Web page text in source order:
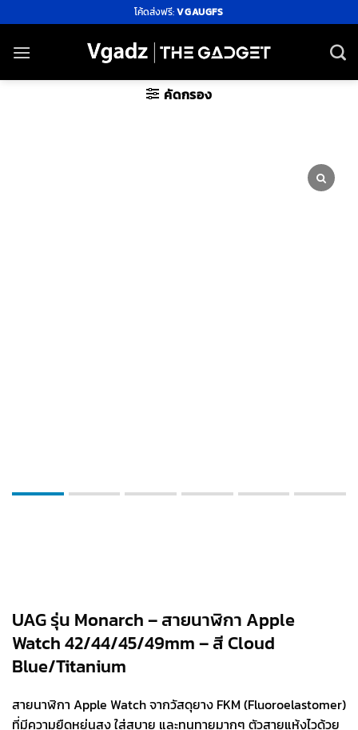
ไป
ยัง
โค้ดส่งฟรี:VGAUGFS
คัดกรอง
UAG รุ่น Monarch – สายนาฬิกา Apple
Watch 42/44/45/49mm – สี Cloud
Blue/Titanium
สายนาฬิกา Apple Watch จากวัสดุยาง FKM (Fluoroelastomer)
ที่มีความยืดหยุ่นสูง ใส่สบาย และทนทายมากๆ ตัวสายแห้งไวด้วย